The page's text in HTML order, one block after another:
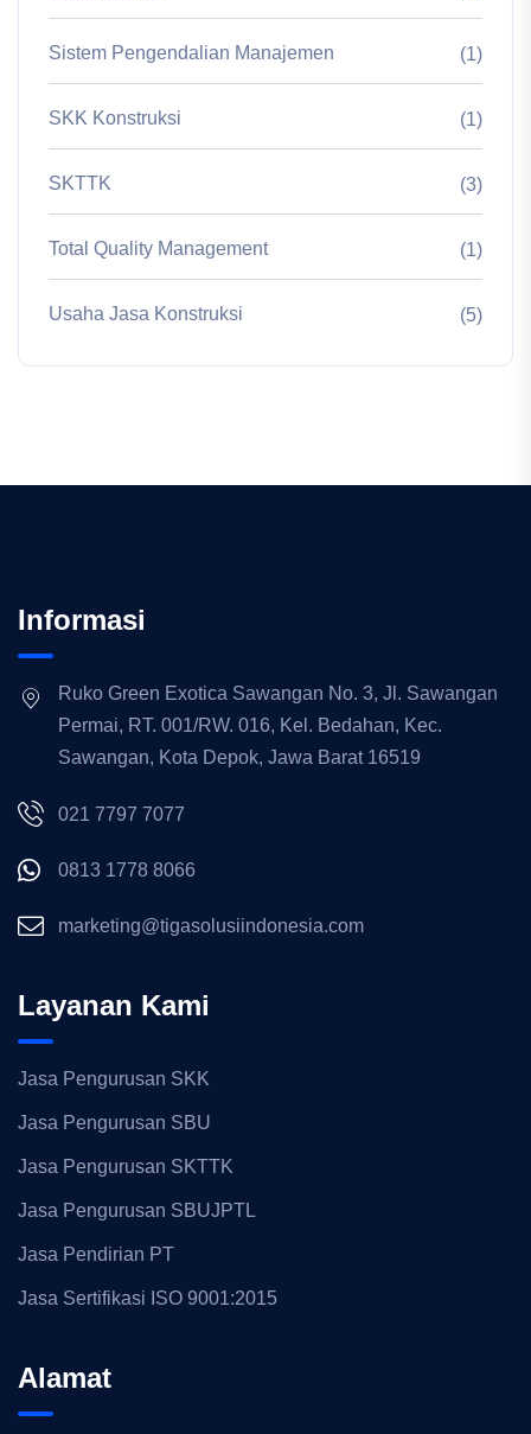
Sistem Pengendalian Manajemen (1)
SKK Konstruksi (1)
SKTTK (3)
Total Quality Management (1)
Usaha Jasa Konstruksi (5)
Informasi
Ruko Green Exotica Sawangan No. 3, Jl. Sawangan
Permai, RT. 001/RW. 016, Kel. Bedahan, Kec.
Sawangan, Kota Depok, Jawa Barat 16519
021 7797 7077
0813 1778 8066
marketing@tigasolusiindonesia.com
Layanan Kami
Jasa Pengurusan SKK
Jasa Pengurusan SBU
Jasa Pengurusan SKTTK
Jasa Pengurusan SBUJPTL
Jasa Pendirian PT
Jasa Sertifikasi ISO 9001:2015
Alamat